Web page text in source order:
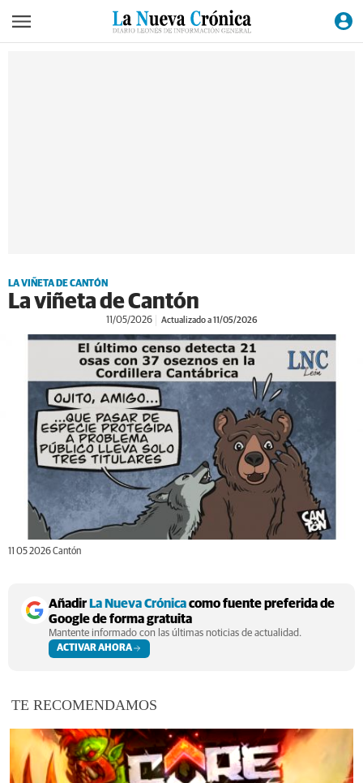
LA VIÑETA DE CANTÓN
La viñeta de Cantón
11/05/2026 Actualizado a 11/05/2026
11 05 2026 Cantón
AñadirLa Nueva Crónicacomo fuente preferida de
Google de forma gratuita
Mantente informado con las últimas noticias de actualidad.
ACTIVAR AHORA
TE RECOMENDAMOS